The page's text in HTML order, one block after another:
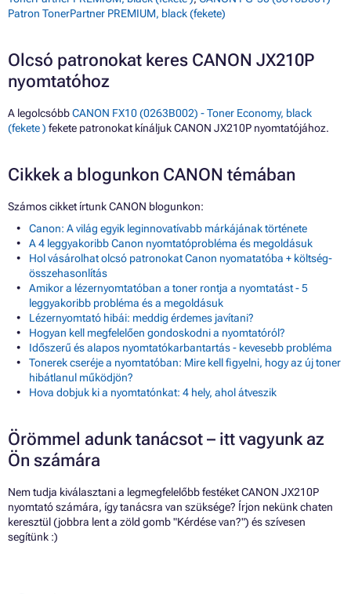
Patron TonerPartner PREMIUM, black (fekete)
Olcsó patronokat keres CANON JX210P
nyomtatóhoz
A legolcsóbbCANON FX10 (0263B002) - Toner Economy, black
(fekete ) fekete patronokat kínáljuk CANON JX210P nyomtatójához.
Cikkek a blogunkon CANON témában
Számos cikket írtunk CANON blogunkon:
Canon: A világ egyik leginnovatívabb márkájának története
A 4 leggyakoribb Canon nyomtatóprobléma és megoldásuk
Hol vásárolhat olcsó patronokat Canon nyomatatóba + költség-
összehasonlítás
Amikor a lézernyomtatóban a toner rontja a nyomtatást - 5
leggyakoribb probléma és a megoldásuk
Lézernyomtató hibái: meddig érdemes javítani?
Hogyan kell megfelelően gondoskodni a nyomtatóról?
Időszerű és alapos nyomtatókarbantartás - kevesebb probléma
Tonerek cseréje a nyomtatóban: Mire kell figyelni, hogy az új toner
hibátlanul működjön?
Hova dobjuk ki a nyomtatónkat: 4 hely, ahol átveszik
Örömmel adunk tanácsot – itt vagyunk az
Ön számára
Nem tudja kiválasztani a legmegfelelőbb festéket CANON JX210P
nyomtató számára, így tanácsra van szüksége? Írjon nekünk chaten
keresztül (jobbra lent a zöld gomb "Kérdése van?") és szívesen
segítünk :)